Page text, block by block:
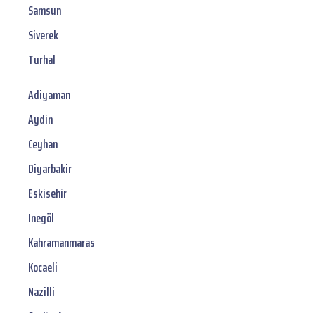
Samsun
Siverek
Turhal
Adiyaman
Aydin
Ceyhan
Diyarbakir
Eskisehir
Inegöl
Kahramanmaras
Kocaeli
Nazilli